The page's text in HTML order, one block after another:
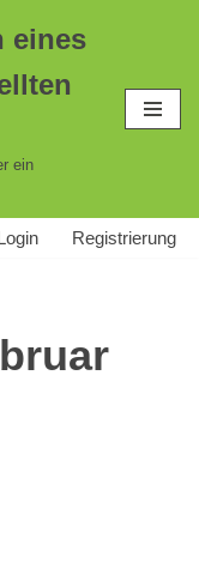
eines
ein
Registrierung